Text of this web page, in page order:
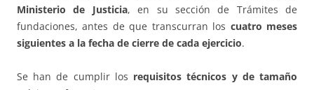
Ministerio de Justicia, en su sección de Trámites de
fundaciones, antes de que transcurran los cuatro meses
siguientes a la fecha de cierre de cada ejercicio.
Se han de cumplir los requisitos técnicos y de tamaño